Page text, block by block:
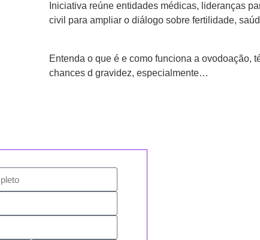
Iniciativa reúne entidades médicas, lideranças
civil para ampliar o diálogo sobre fertilidade,
Entenda o que é e como funciona a ovodoação,
chances d gravidez, especialmente…